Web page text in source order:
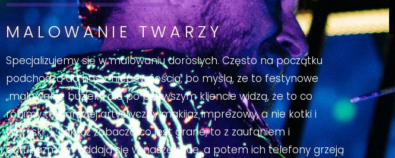
MALOWANIE TWARZY
Specjalizujemy się w malowaniu dorosłych. Często na początku
podchodzą do nas z niepewnością, bo myślą, ze to festynowe
„malowanie buziek”, ale po pierwszym kliencie widzą, że to co
robimy to bardziej artystyczny makijaż imprezowy, a nie kotki i
tygryski ;). Jak już zobaczą co jest grane, to z zaufaniem i
entuzjazmem oddają się w nasze ręce, a potem ich telefony grzeją